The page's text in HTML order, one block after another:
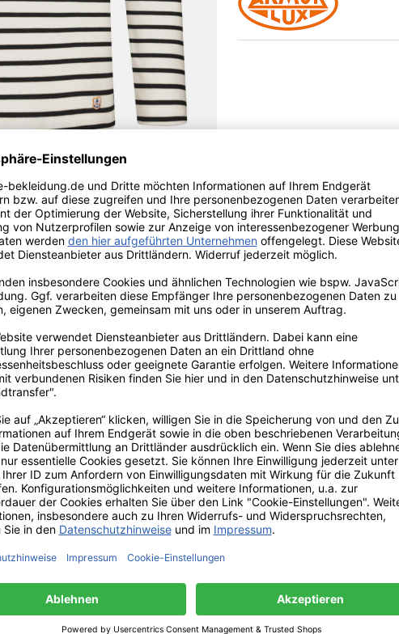
Mariniere
Louison Bobet ZI de Kerdroniou Ouest | 29556 Quimper Cedex 9 | Frankreich |